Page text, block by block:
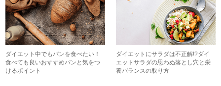
ダイエット中でもパンを食べたい！
食べても良いおすすめパンと気をつ
けるポイント
ダイエットにサラダは不正解!?ダイ
エットサラダの思わぬ落とし穴と栄
養バランスの取り方